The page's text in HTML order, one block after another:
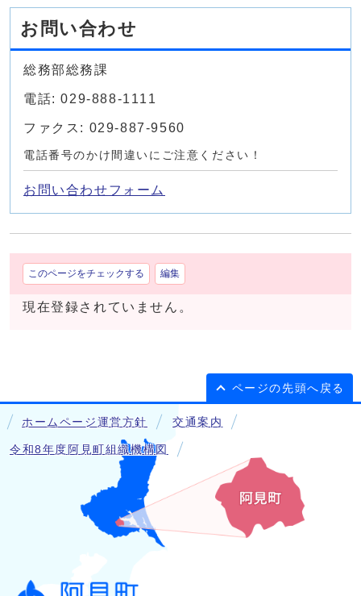
お問い合わせ
総務部総務課
電話: 029-888-1111
ファクス: 029-887-9560
電話番号のかけ間違いにご注意ください！
お問い合わせフォーム
このページをチェックする 編集
現在登録されていません。
ページの先頭へ戻る
ホームページ運営方針 交通案内
令和8年度阿見町組織機構図